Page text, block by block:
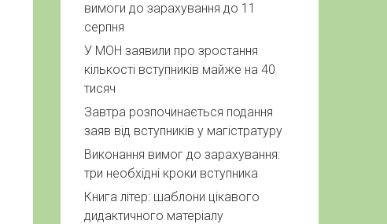
вимоги до зарахування до 11
серпня
У МОН заявили про зростання
кількості вступників майже на 40
тисяч
Завтра розпочинається подання
заяв від вступників у магістратуру
Виконання вимог до зарахування:
три необхідні кроки вступника
Книга літер: шаблони цікавого
дидактичного матеріалу